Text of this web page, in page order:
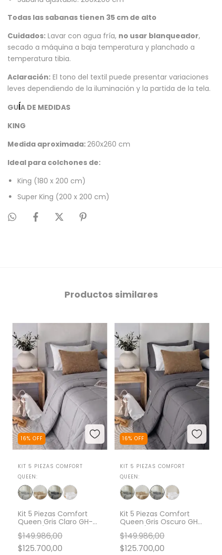
Todas las sabanas tienen 35 cm de alto
Cuidados: Lavar con agua fría, no usar blanqueador,
secado a máquina a baja temperatura y planchado a
temperatura tibia.
Aclaración: El tono del textil puede presentar variaciones
leves dependiendo de la iluminación y la partida de la tela.
GU A DE MEDIDAS
KING
Medida aproximada:260x260 cm
Ideal para colchones de:
King (180 x 200 cm)
Super King (200 x 200 cm)
Productos similares
16% OFF
KIT 5 PIEZAS COMFORT
QUEEN:
Kit 5 Piezas Comfort
Queen Gris Claro GH-
2027Q/GC
$149.986,00
$125.700,00
16%OFF
KIT 5 PIEZAS COMFORT
QUEEN:
Kit 5 Piezas Comfort
Queen Gris Oscuro GH-
2027Q/GO
$149.986,00
$125.700,00